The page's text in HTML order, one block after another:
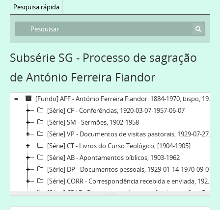
Pesquisa rápida
Subsérie SG - Processo de sagração
de António Ferreira Fiandor
[Fundo] AFF - António Ferreira Fiandor. 1884-1970, bispo, 1902-1970-10-28
[Série] CF - Conferências, 1920-03-07-1957-06-07
[Série] SM - Sermões, 1902-1958
[Série] VP - Documentos de visitas pastorais, 1929-07-27-1949-04-15
[Série] CT - Livros do Curso Teológico, [1904-1905]
[Série] AB - Apontamentos bíblicos, 1903-1962
[Série] DP - Documentos pessoais, 1929-01-14-1970-09-01
[Série] CORR - Correspondência recebida e enviada, 1924-05-31-1954-11-23
[Série] CRAF - Documentos da comissão de receção a D. António Ferreira Fiandor, 1958-02-24-1958-06-29
[Série] DIOS - [Documentos de instituição, ordenação e sagração de António Ferreira Fiandor], 1907-03-23-1958-08-05